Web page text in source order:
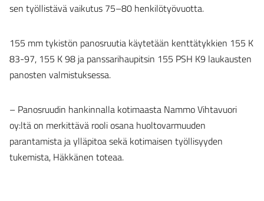
sen työllistävä vaikutus 75–80 henkilötyövuotta.
155 mm tykistön panosruutia käytetään kenttätykkien 155 K
83-97, 155 K 98 ja panssarihaupitsin 155 PSH K9 laukausten
panosten valmistuksessa.
– Panosruudin hankinnalla kotimaasta Nammo Vihtavuori
oy:ltä on merkittävä rooli osana huoltovarmuuden
parantamista ja ylläpitoa sekä kotimaisen työllisyyden
tukemista, Häkkänen toteaa.